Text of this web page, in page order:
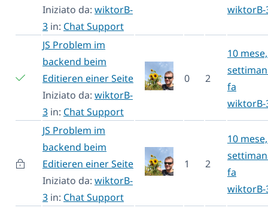
Iniziato da: wiktorB-
3 in: Chat Support
wiktorB-
JS Problem im
backend beim
Editieren einer Seite
Iniziato da: wiktorB-
3 in: Chat Support
0 2
10
fa
wiktorB-
JS Problem im
backend beim
Editieren einer Seite
Iniziato da: wiktorB-
3 in: Chat Support
1 2
10
fa
wiktorB-